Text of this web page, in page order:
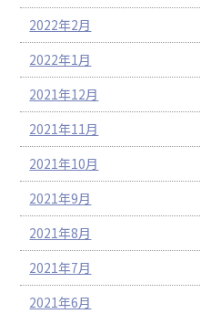
2022年2月
2022年1月
2021年12月
2021年11月
2021年10月
2021年9月
2021年8月
2021年7月
2021年6月